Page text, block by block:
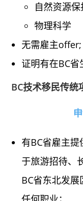
自然资源保
物理科学
无需雇主offer;
证明有在BC省
BC技术移民传统
有BC省雇主
于旅游招待、
BC省东北发